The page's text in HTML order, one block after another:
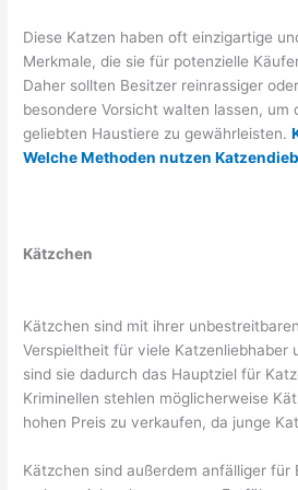
Diese Katzen haben oft einzigartige
Merkmale, die sie für potenzielle
Daher sollten Besitzer reinrassiger
besondere Vorsicht walten lassen, um
geliebten Haustiere zu gewährleisten.
Welche Methoden nutzen
Kätzchen
Kätzchen sind mit ihrer
Verspieltheit für viele Katzenliebhaber
sind sie dadurch das Hauptziel für
Kriminellen stehlen möglicherweise
hohen Preis zu verkaufen, da junge
Kätzchen sind außerdem anfälliger für